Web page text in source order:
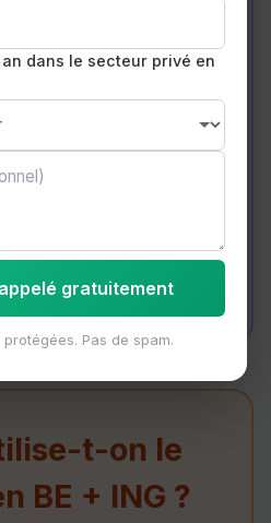
:
when I called?(Tu
appelé ?)
watching a movie.
un film.)
doing?
?)
t-on le
BE + ING ?
dans le secteur privé en
gratuitement
Pas de spam.